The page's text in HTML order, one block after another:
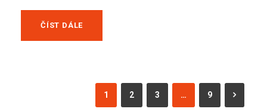
ČÍST DÁLE
1 2 3 … 9